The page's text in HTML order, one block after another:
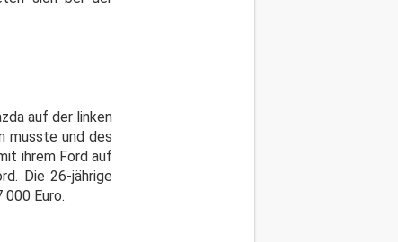
auf der linken
musste und des
ihrem Ford auf
Die 26-jährige
Euro.